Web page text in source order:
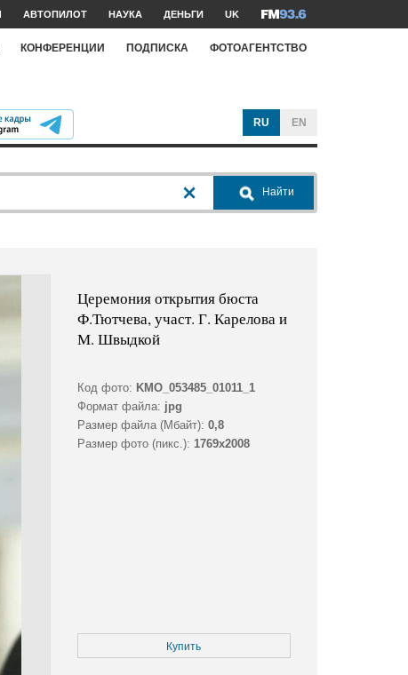
АВТОПИЛОТ НАУКА ДЕНЬГИ UK
КОНФЕРЕНЦИИ ПОДПИСКА ФОТОАГЕНТСТВО
RU EN
Найти
Церемония открытия бюста
Ф.Тютчева, участ. Г. Карелова и
М. Швыдкой
Код фото: KMO_053485_01011_1
Формат файла: jpg
Размер файла (Мбайт): 0,8
Размер фото (пикс.): 1769x2008
Купить